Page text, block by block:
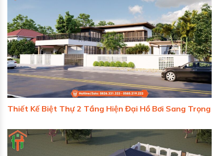
Thiết Kế Biệt Thự 2 Tầng Hiện Đại Hồ Bơi Sang Trọng